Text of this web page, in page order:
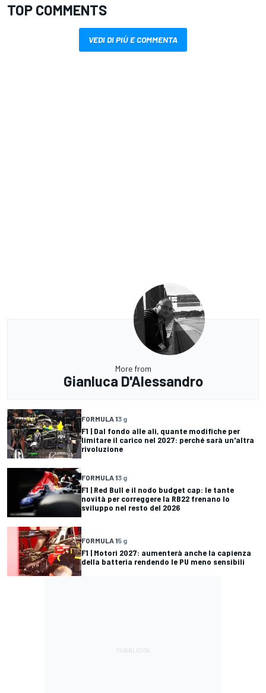
TOP COMMENTS
VEDI DI PIÙ E COMMENTA
More from
Gianluca D'Alessandro
FORMULA 13 g
F1 | Dal fondo alle ali, quante modifiche per
limitare il carico nel 2027: perché sarà un'altra
rivoluzione
FORMULA 13 g
F1 | Red Bull e il nodo budget cap: le tante
novità per correggere la RB22 frenano lo
sviluppo nel resto del 2026
FORMULA 15 g
F1 | Motori 2027: aumenterà anche la capienza
della batteria rendendo le PU meno sensibili